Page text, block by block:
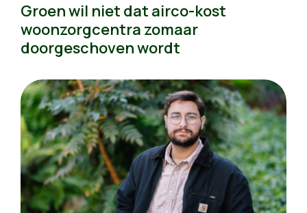
Groen wil niet dat airco-kost
woonzorgcentra zomaar
doorgeschoven wordt